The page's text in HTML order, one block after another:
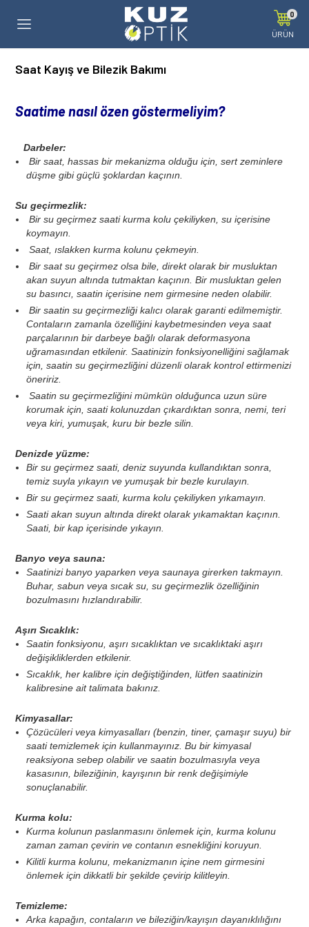
0
ÜRÜN
Saat Kayış ve Bilezik Bakımı
Saatime nasıl özen göstermeliyim?
Darbeler:
Bir saat, hassas bir mekanizma olduğu için, sert zeminlere
düşme gibi güçlü şoklardan kaçının.
Su geçirmezlik:
Bir su geçirmez saati kurma kolu çekiliyken, su içerisine
koymayın.
Saat, ıslakken kurma kolunu çekmeyin.
Bir saat su geçirmez olsa bile, direkt olarak bir musluktan
akan suyun altında tutmaktan kaçının. Bir musluktan gelen
su basıncı, saatin içerisine nem girmesine neden olabilir.
Bir saatin su geçirmezliği kalıcı olarak garanti edilmemiştir.
Contaların zamanla özelliğini kaybetmesinden veya saat
parçalarının bir darbeye bağlı olarak deformasyona
uğramasından etkilenir. Saatinizin fonksiyonelliğini sağlamak
için, saatin su geçirmezliğini düzenli olarak kontrol ettirmenizi
öneririz.
Saatin su geçirmezliğini mümkün olduğunca uzun süre
korumak için, saati kolunuzdan çıkardıktan sonra, nemi, teri
veya kiri, yumuşak, kuru bir bezle silin.
Denizde yüzme:
Bir su geçirmez saati, deniz suyunda kullandıktan sonra,
temiz suyla yıkayın ve yumuşak bir bezle kurulayın.
Bir su geçirmez saati, kurma kolu çekiliyken yıkamayın.
Saati akan suyun altında direkt olarak yıkamaktan kaçının.
Saati, bir kap içerisinde yıkayın.
Banyo veya sauna:
Saatinizi banyo yaparken veya saunaya girerken takmayın.
Buhar, sabun veya sıcak su, su geçirmezlik özelliğinin
bozulmasını hızlandırabilir.
Aşırı Sıcaklık:
Saatin fonksiyonu, aşırı sıcaklıktan ve sıcaklıktaki aşırı
değişikliklerden etkilenir.
Sıcaklık, her kalibre için değiştiğinden, lütfen saatinizin
kalibresine ait talimata bakınız.
Kimyasallar:
Çözücüleri veya kimyasalları (benzin, tiner, çamaşır suyu) bir
saati temizlemek için kullanmayınız. Bu bir kimyasal
reaksiyona sebep olabilir ve saatin bozulmasıyla veya
kasasının, bileziğinin, kayışının bir renk değişimiyle
sonuçlanabilir.
Kurma kolu:
Kurma kolunun paslanmasını önlemek için, kurma kolunu
zaman zaman çevirin ve contanın esnekliğini koruyun.
Kilitli kurma kolunu, mekanizmanın içine nem girmesini
önlemek için dikkatli bir şekilde çevirip kilitleyin.
Temizleme:
Arka kapağın, contaların ve bileziğin/kayışın dayanıklılığını